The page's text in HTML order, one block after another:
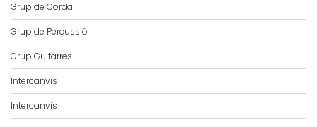
Grup de Corda
Grup de Percussió
Grup Guitarres
Intercanvis
Intercanvis